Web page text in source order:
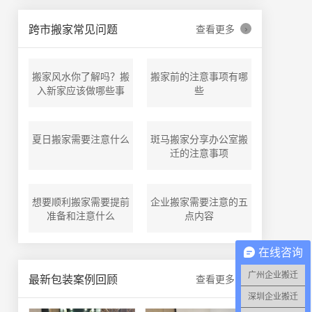
跨市搬家常见问题 查看更多 ›
搬家风水你了解吗？搬
入新家应该做哪些事
搬家前的注意事项有哪
些
夏日搬家需要注意什么
斑马搬家分享办公室搬
迁的注意事项
想要顺利搬家需要提前
准备和注意什么
企业搬家需要注意的五
点内容
最新包装案例回顾 查看更多
在线咨询
广州企业搬迁
深圳企业搬迁